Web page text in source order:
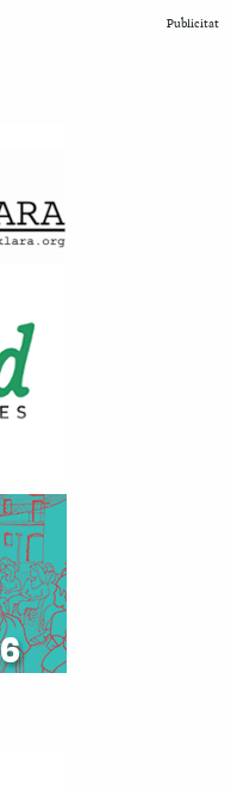
Publicitat